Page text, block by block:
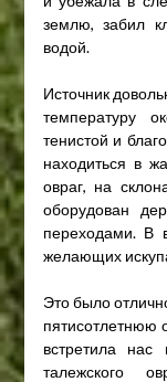
землю, забил
водой.
Источник
температуру
тенистой и
находиться в
овраг, на
оборудован
переходами. В
желающих
Это было
пятисотлетнюю
встретила
талежского